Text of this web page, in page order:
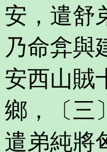
安，遣舒
乃命弇與
安西山賊
鄉，〔三
遣弟純將